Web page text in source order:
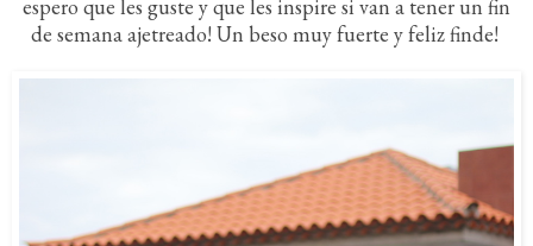
espero que les guste y que les inspire si van a tener un fin
de semana ajetreado! Un beso muy fuerte y feliz finde!